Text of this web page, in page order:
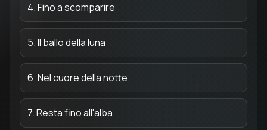
4. Fino a scomparire
5. Il ballo della luna
6. Nel cuore della notte
7. Resta fino all'alba